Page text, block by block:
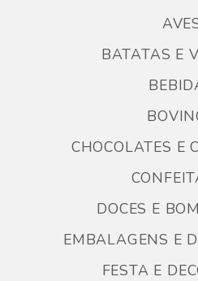
BATATAS E
CHOCOLATES E
DOCES E
EMBALAGENS E
FESTA E